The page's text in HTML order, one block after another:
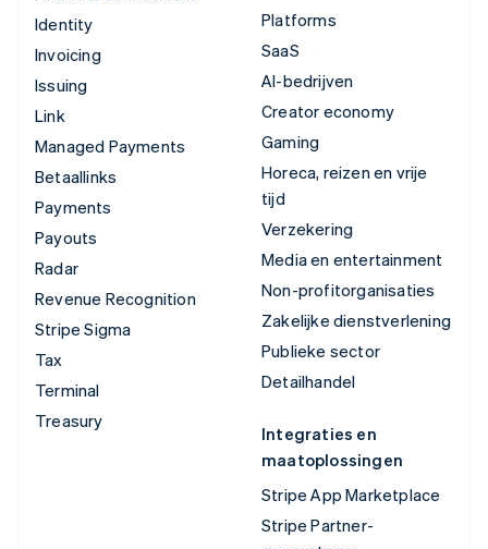
Identity
Invoicing
Issuing
Link
Managed Payments
Betaallinks
Payments
Payouts
Radar
Revenue Recognition
Stripe Sigma
Tax
Terminal
Treasury
Platforms
SaaS
AI-bedrijven
Creator economy
Gaming
Horeca, reizen en vrije
tijd
Verzekering
Media en entertainment
Non-profitorganisaties
Zakelijke dienstverlening
Publieke sector
Detailhandel
Integraties en
maatoplossingen
Stripe App Marketplace
Stripe Partner-